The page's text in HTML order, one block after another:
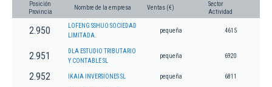
Posición
Provincia
Nombre de la empresa Ventas (€)
Sector
Actividad
2.950
LOFENG SSHUO SOCIEDAD
LIMITADA.
pequeña 4615
2.951
DLA ESTUDIO TRIBUTARIO
Y CONTABLE SL
pequeña 6920
2.952 IKAIA INVERSIONES SL pequeña 6811